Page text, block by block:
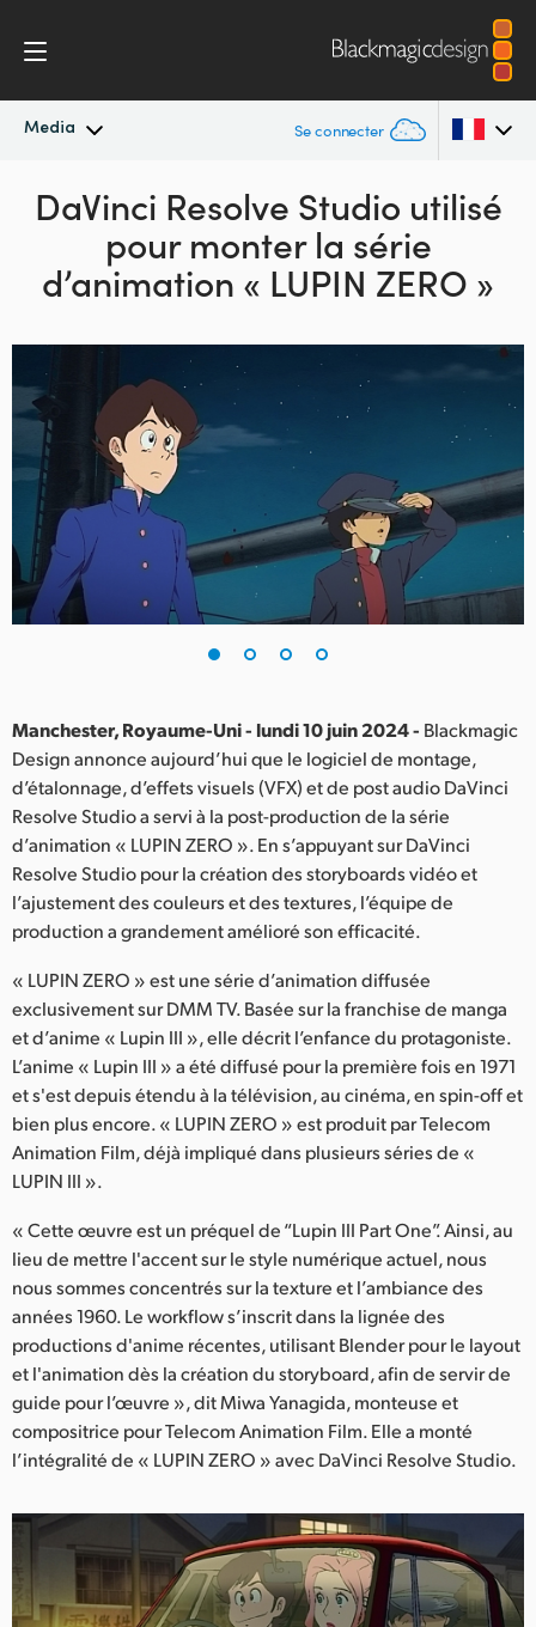
Media Se connecter
Actualités
Archives de presse
Argentina
Australia
Austria
Brazil
Canada
China
Denmark
Finland
France
India
Italy
Japan
Mexico
Malaysia
Netherlands
New Zealand
Norway
Poland
Singapore
South Africa
Spain
Chinese Taipei
Turkey
DaVinci Resolve Studio utilisé
pourmonter la série
d’animation « LUPIN ZERO »
Manchester, Royaume-Uni - lundi 10 juin 2024 - Blackmagic
Design annonce aujourd’hui que le logiciel de montage,
d’étalonnage, d’effets visuels (VFX) et de post audio DaVinci
Resolve Studio a servi à la post-production de la série
d’animation « LUPIN ZERO ». En s’appuyant sur DaVinci
Resolve Studio pour la création des storyboards vidéo et
l’ajustement des couleurs et des textures, l’équipe de
production a grandement amélioré son efficacité.
« LUPIN ZERO » est une série d’animation diffusée
exclusivement sur DMM TV. Basée sur la franchise de manga
et d’anime « Lupin III », elle décrit l’enfance du protagoniste.
L’anime « Lupin III » a été diffusé pour la première fois en 1971
et s'est depuis étendu à la télévision, au cinéma, en spin-off et
bien plus encore. « LUPIN ZERO » est produit par Telecom
Animation Film, déjà impliqué dans plusieurs séries de «
LUPIN III ».
« Cette œuvre est un préquel de “Lupin III Part One”. Ainsi, au
lieu de mettre l'accent sur le style numérique actuel, nous
nous sommes concentrés sur la texture et l’ambiance des
années 1960. Le workflow s’inscrit dans la lignée des
productions d'anime récentes, utilisant Blender pour le layout
et l'animation dès la création du storyboard, afin de servir de
guide pour l’œuvre », dit Miwa Yanagida, monteuse et
compositrice pour Telecom Animation Film. Elle a monté
l’intégralité de « LUPIN ZERO » avec DaVinci Resolve Studio.